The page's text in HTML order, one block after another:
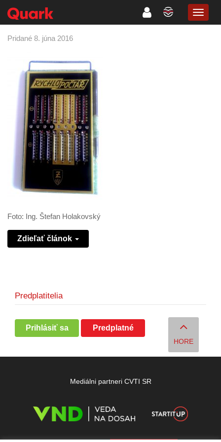
Pridané 8. júna 2016
Foto: Ing. Štefan Holakovský
Zdieľať článok
Predplatitelia
Prihlásiť sa Predplatné
HORE
Mediálni partneri CVTI SR